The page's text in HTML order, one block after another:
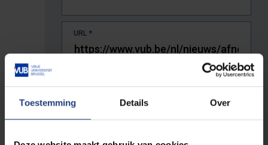
Toestemming Details Over
URL *
De volledige URL van de pagina waar je de fout zag.